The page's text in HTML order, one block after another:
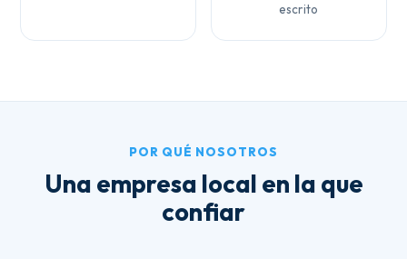
escrito
POR QUÉ NOSOTROS
Una empresa local en la que
confiar